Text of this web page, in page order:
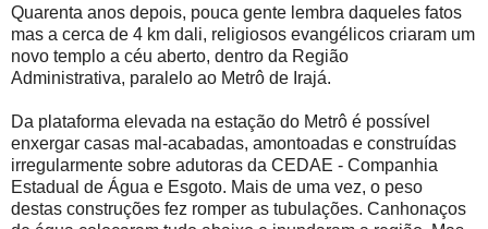
Quarenta anos depois, pouca gente lembra daqueles fatos
mas a cerca de 4 km dali, religiosos evangélicos criaram um
novo templo a céu aberto, dentro da Região
Administrativa, paralelo ao Metrô de Irajá.
Da plataforma elevada na estação do Metrô é possível
enxergar casas mal-acabadas, amontoadas e construídas
irregularmente sobre adutoras da CEDAE - Companhia
Estadual de Água e Esgoto. Mais de uma vez, o peso
destas construções fez romper as tubulações. Canhonaços